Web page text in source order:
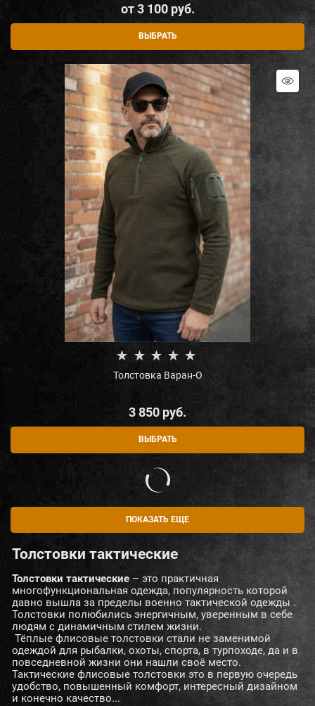
от3 100 руб.
ВЫБРАТЬ
Толстовка Варан-О
3 850 руб.
ВЫБРАТЬ
ПОКАЗАТЬ ЕЩЕ
Толстовки тактические
Толстовки тактические – это практичная
многофункциональная одежда, популярность которой
давно вышла за пределы военно тактической одежды .
Толстовки полюбились энергичным, уверенным в себе
людям с динамичным стилем жизни.
Тёплые флисовые толстовки стали не заменимой
одеждой для рыбалки, охоты, спорта, в турпоходе, да и в
повседневной жизни они нашли своё место.
Тактические флисовые толстовки это в первую очередь
удобство, повышенный комфорт, интересный дизайном
и конечно качество...